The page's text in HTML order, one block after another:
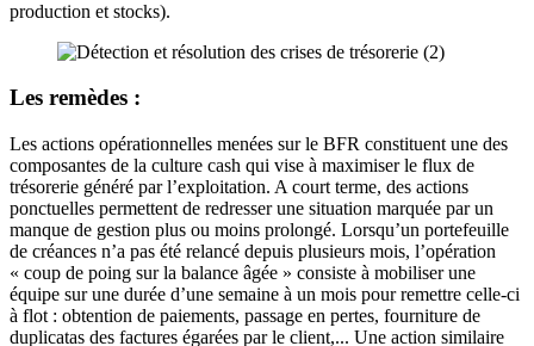
production et stocks).
Les remèdes :
Les actions opérationnelles menées sur le BFR constituent une des
composantes de la culture cash qui vise à maximiser le flux de
trésorerie généré par l’exploitation. A court terme, des actions
ponctuelles permettent de redresser une situation marquée par un
manque de gestion plus ou moins prolongé. Lorsqu’un portefeuille
de créances n’a pas été relancé depuis plusieurs mois, l’opération
« coup de poing sur la balance âgée » consiste à mobiliser une
équipe sur une durée d’une semaine à un mois pour remettre celle-ci
à flot : obtention de paiements, passage en pertes, fourniture de
duplicatas des factures égarées par le client,... Une action similaire